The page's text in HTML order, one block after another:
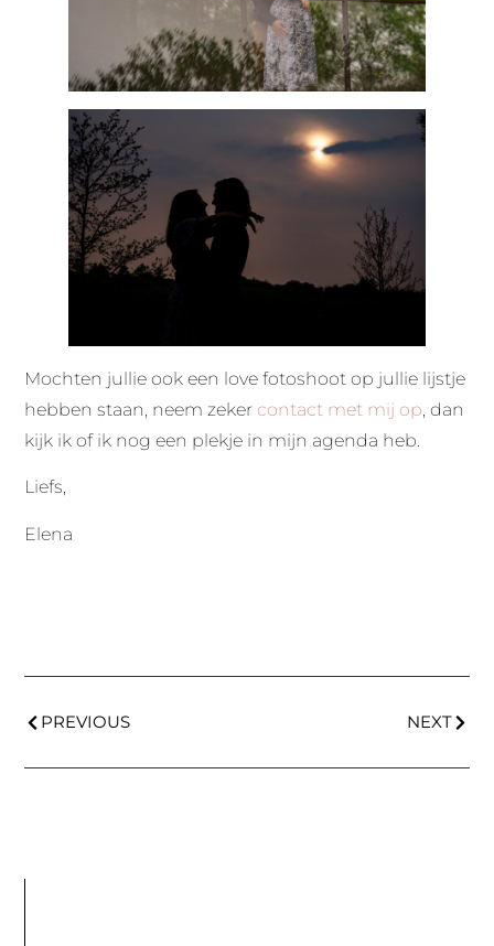
Mochten jullie ook een love fotoshoot op jullie lijstje
hebben staan, neem zeker contact met mij op, dan
kijk ik of ik nog een plekje in mijn agenda heb.
Liefs,
Elena
PREVIOUS NEXT